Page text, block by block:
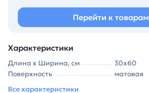
Перейти к товарам
Характеристики
Длина х Ширина, см
30х60
Поверхность
матовая
Все характеристики